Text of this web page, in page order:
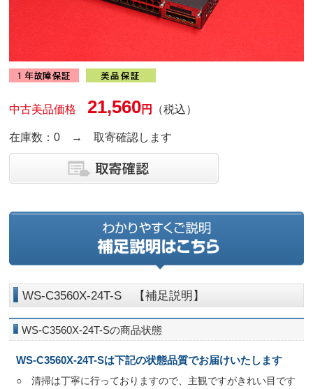
中古美品価格21,560円 （税込）
在庫数：0 → 取寄確認します
WS-C3560X-24T-S 【補足説明】
WS-C3560X-24T-Sの商品状態
WS-C3560X-24T-Sは下記の状態品質でお届けいたします
○ 清掃は丁寧に行っておりますので、主観ですがきれい目です